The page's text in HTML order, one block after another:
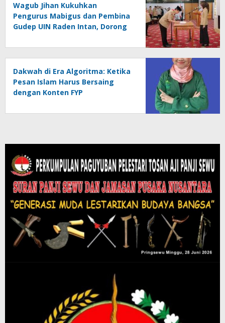
Wagub Jihan Kukuhkan
Pengurus Mabigus dan Pembina
Gudep UIN Raden Intan, Dorong
Generasi Muda
Dakwah di Era Algoritma: Ketika
Pesan Islam Harus Bersaing
dengan Konten FYP